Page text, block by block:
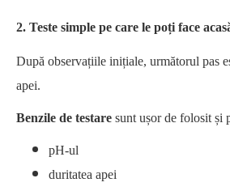
2. Teste simple pe care le poți face
După observațiile inițiale, următorul pas
apei.
Benzile de testare sunt ușor de folosit și
pH-ul
duritatea apei